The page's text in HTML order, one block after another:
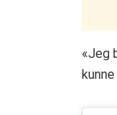
«Jeg